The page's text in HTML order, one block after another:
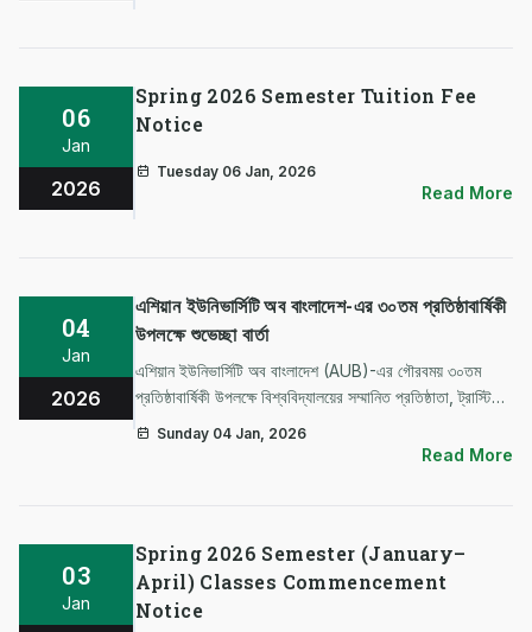
06
Jan
2026
Spring 2026 Semester Tuition Fee
Notice
Tuesday 06 Jan, 2026
Read More
04
Jan
2026
এশিয়ান ইউনিভার্সিটি অব বাংলাদেশ-এর ৩০তম প্রতিষ্ঠাবার্ষিকী
উপলক্ষে শুভেচ্ছা বার্তা
এশিয়ান ইউনিভার্সিটি অব বাংলাদেশ (AUB)-এর গৌরবময় ৩০তম
প্রতিষ্ঠাবার্ষিকী উপলক্ষে বিশ্ববিদ্যালয়ের সম্মানিত প্রতিষ্ঠাতা, ট্রাস্টি
বোর্ড, ভাইস চ্যান্সেলর, শিক্ষকবৃন্দ, কর্মকর্তা-কর্মচারী, শিক্ষার্থী,
অ্যালামনাই ও শুভানুধ্যায়ীদের প্রতি আন্তরিক শুভেচ্ছ…
Sunday 04 Jan, 2026
Read More
03
Jan
Spring 2026 Semester (January–
April) Classes Commencement
Notice